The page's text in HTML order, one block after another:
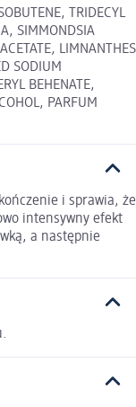
TRIDECYL
SIMMONDSIA
LIMNANTHES
SODIUM
BEHENATE,
PARFUM
i sprawia, że
intensywny efekt
a następnie